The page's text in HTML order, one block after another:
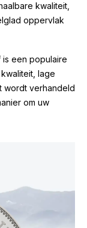
kwaliteit,
oppervlak
een populaire
lage
wordt verhandeld
om uw